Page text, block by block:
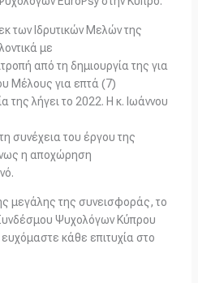
των Ιδρυτικών Μελών της
με
από τη δημιουργία της για
Μέλους για επτά (7)
της λήγει το 2022. Η κ. Ιωάννου
συνέχεια του έργου της
η αποχώρηση
μεγάλης της συνεισφοράς, το
Ψυχολόγων Κύπρου
ευχόμαστε κάθε επιτυχία στο